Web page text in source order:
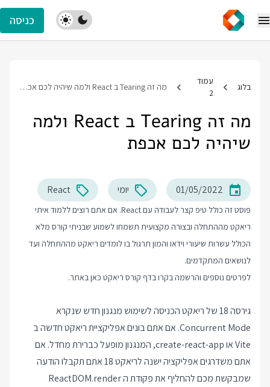
כניסה
בלוג
עמוד
2
מה זה Tearing ב React ולמה שיהיה לכם אכפת
מה זה Tearing ב React ולמה
שיהיה לכם אכפת
01/05/2022 יומי React
פוסט זה כולל טיפ קצר לעבודה עם React. אם אתם רוצים ללמוד איתי
ריאקט מההתחלה ובצורה מקצועית תשמחו לשמוע שבניתי קורס מלא
הכולל עשרות שיעורי וידאו והמון תרגול בו לומדים ריאקט מההתחלה ועד
לנושאים המתקדמים.
לפרטים נוספים והרשמה בקרו בדף קורס ריאקט כאן באתר.
גירסה 18 של ריאקט הכניסה לשימוש מנגנון חדש שנקרא
Concurrent Mode. אם אתם בונים אפליקציית ריאקט חדשה ב
Vite או create-react-app, המנגנון מופעל כברירת מחדל. אם
אתם משדרגים אפליקציה ישנה לריאקט 18 אתם תקבלו הודעה
שמבקשת מכם להחליף את פקודת ה ReactDOM.render